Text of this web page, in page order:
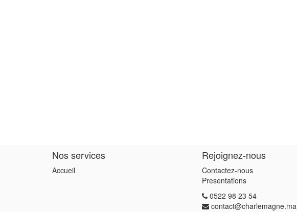
Nos services
Accueil
Rejoignez-nous
Contactez-nous
Presentations
0522 98 23 54
contact@charlemagne.ma